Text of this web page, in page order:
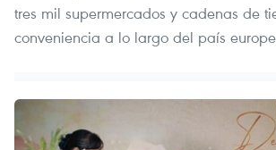
tres mil supermercados y cadenas de
conveniencia a lo largo del país